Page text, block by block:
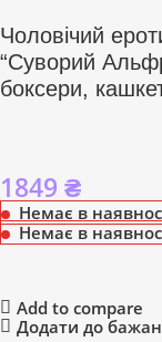
Чоловічий
“Суворий
боксери,
1849 ₴
Немає в
Немає в
Add to compare
Додати до